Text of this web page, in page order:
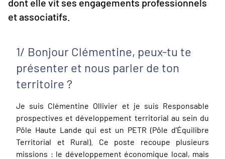
dont elle vit ses engagements professionnels
et associatifs.
1/ Bonjour Clémentine, peux-tu te
présenter et nous parler de ton
territoire ?
Je suis Clémentine Ollivier et je suis Responsable
prospectives et développement territorial au sein du
Pôle Haute Lande qui est un PETR (Pôle d'Équilibre
Territorial et Rural). Ce poste recoupe plusieurs
missions : le développement économique local, mais